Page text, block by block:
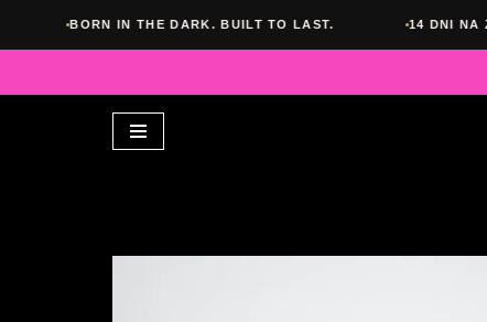
DARK. BUILT TO LAST. 14 DNI NA ZWROT BEZ PYTAŃ